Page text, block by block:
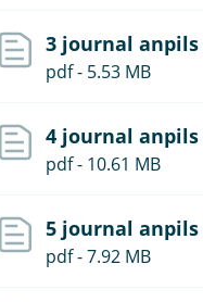
3 journal anpils
pdf - 5.53 MB
4 journal anpils
pdf - 10.61 MB
5 journal anpils
pdf - 7.92 MB